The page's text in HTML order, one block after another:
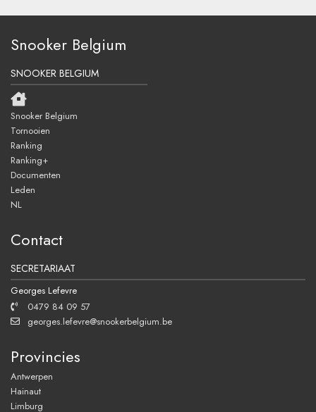
Snooker Belgium
SNOOKER BELGIUM
Snooker Belgium
Tornooien
Ranking
Ranking+
Documenten
Leden
NL
Contact
SECRETARIAAT
Georges Lefevre
0479 84 09 57
georges.lefevre@snookerbelgium.be
Provincies
Antwerpen
Hainaut
Limburg